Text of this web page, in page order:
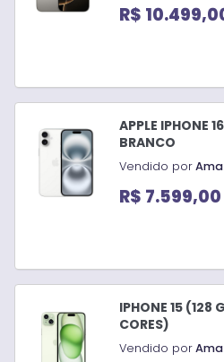
R$
APPLE IPHONE
BRANCO
Vendido por
R$ 7.599,00
IPHONE 15 (128
CORES)
Vendido por